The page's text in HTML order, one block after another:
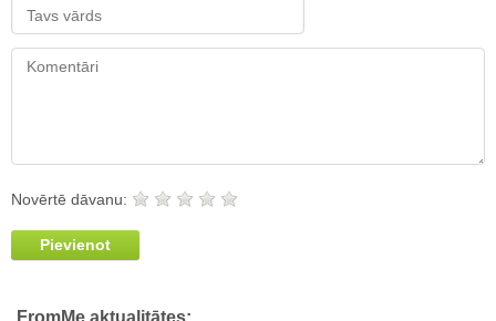
Novērtē dāvanu:
Pievienot